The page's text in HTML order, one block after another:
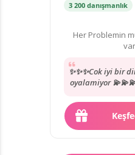
3 200 danışmanlık
Her Problemin
✨✨✨Cok iyi bir
oyalamiyor
uzmanlardan
tarafida